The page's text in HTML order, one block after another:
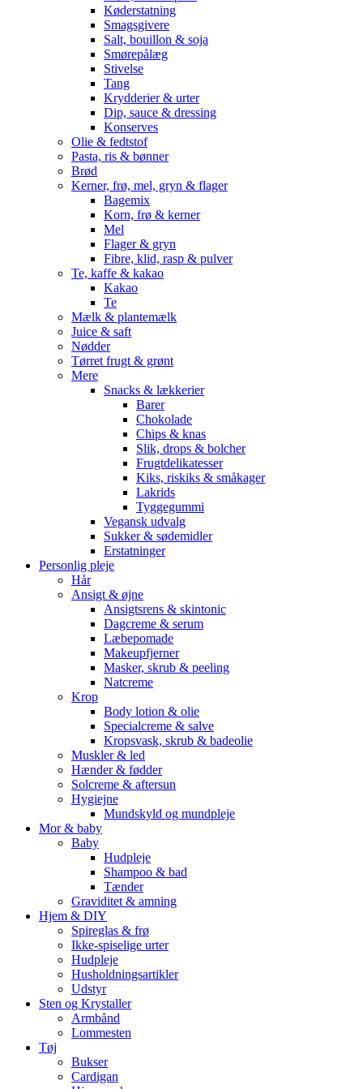
Køderstatning
Smagsgivere
Salt, bouillon & soja
Smørepålæg
Stivelse
Tang
Krydderier & urter
Dip, sauce & dressing
Konserves
Olie & fedtstof
Pasta, ris & bønner
Brød
Kerner, frø, mel, gryn & flager
Bagemix
Korn, frø & kerner
Mel
Flager & gryn
Fibre, klid, rasp & pulver
Te, kaffe & kakao
Kakao
Te
Mælk & plantemælk
Juice & saft
Nødder
Tørret frugt & grønt
Mere
Snacks & lækkerier
Barer
Chokolade
Chips & knas
Slik, drops & bolcher
Frugtdelikatesser
Kiks, riskiks & småkager
Lakrids
Tyggegummi
Vegansk udvalg
Sukker & sødemidler
Erstatninger
Personlig pleje
Hår
Ansigt & øjne
Ansigtsrens & skintonic
Dagcreme & serum
Læbepomade
Makeupfjerner
Masker, skrub & peeling
Natcreme
Krop
Body lotion & olie
Specialcreme & salve
Kropsvask, skrub & badeolie
Muskler & led
Hænder & fødder
Solcreme & aftersun
Hygiejne
Mundskyld og mundpleje
Mor & baby
Baby
Hudpleje
Shampoo & bad
Tænder
Graviditet & amning
Hjem & DIY
Spireglas & frø
Ikke-spiselige urter
Hudpleje
Husholdningsartikler
Udstyr
Sten og Krystaller
Armbånd
Lommesten
Tøj
Bukser
Cardigan